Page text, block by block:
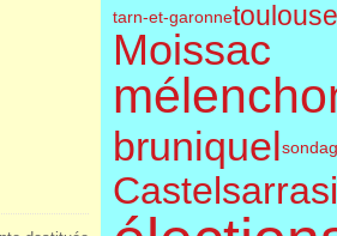
tarn-et-garonnetoulouse
Moissac
bruniquel